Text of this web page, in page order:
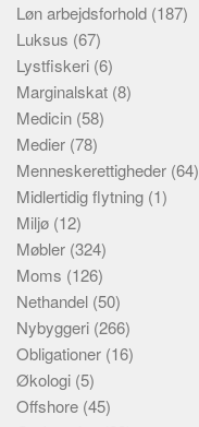
Løn arbejdsforhold (187)
Luksus (67)
Lystfiskeri (6)
Marginalskat (8)
Medicin (58)
Medier (78)
Menneskerettigheder (64)
Midlertidig flytning (1)
Miljø (12)
Møbler (324)
Moms (126)
Nethandel (50)
Nybyggeri (266)
Obligationer (16)
Økologi (5)
Offshore (45)